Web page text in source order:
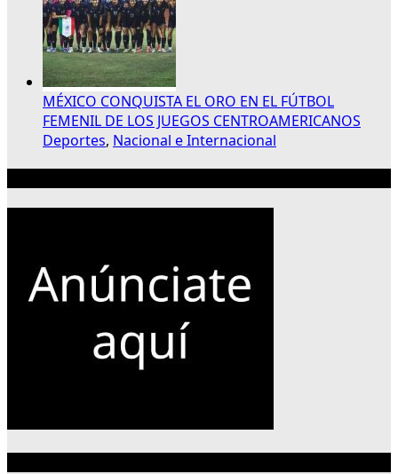
MÉXICO CONQUISTA EL ORO EN EL FÚTBOL
FEMENIL DE LOS JUEGOS CENTROAMERICANOS
Deportes, Nacional e Internacional